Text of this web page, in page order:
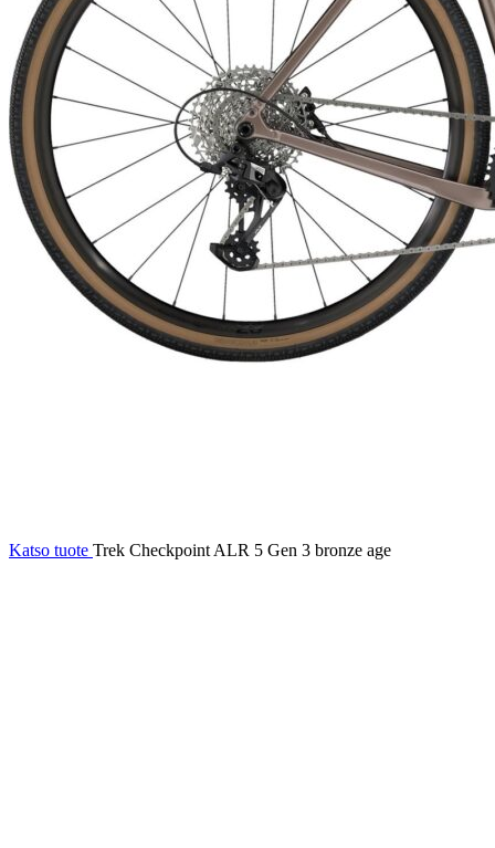
Katso tuote Trek Checkpoint ALR 5 Gen 3 bronze age